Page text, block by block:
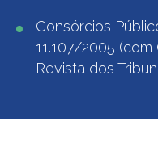
Consórcios
11.107/2005
Revista dos